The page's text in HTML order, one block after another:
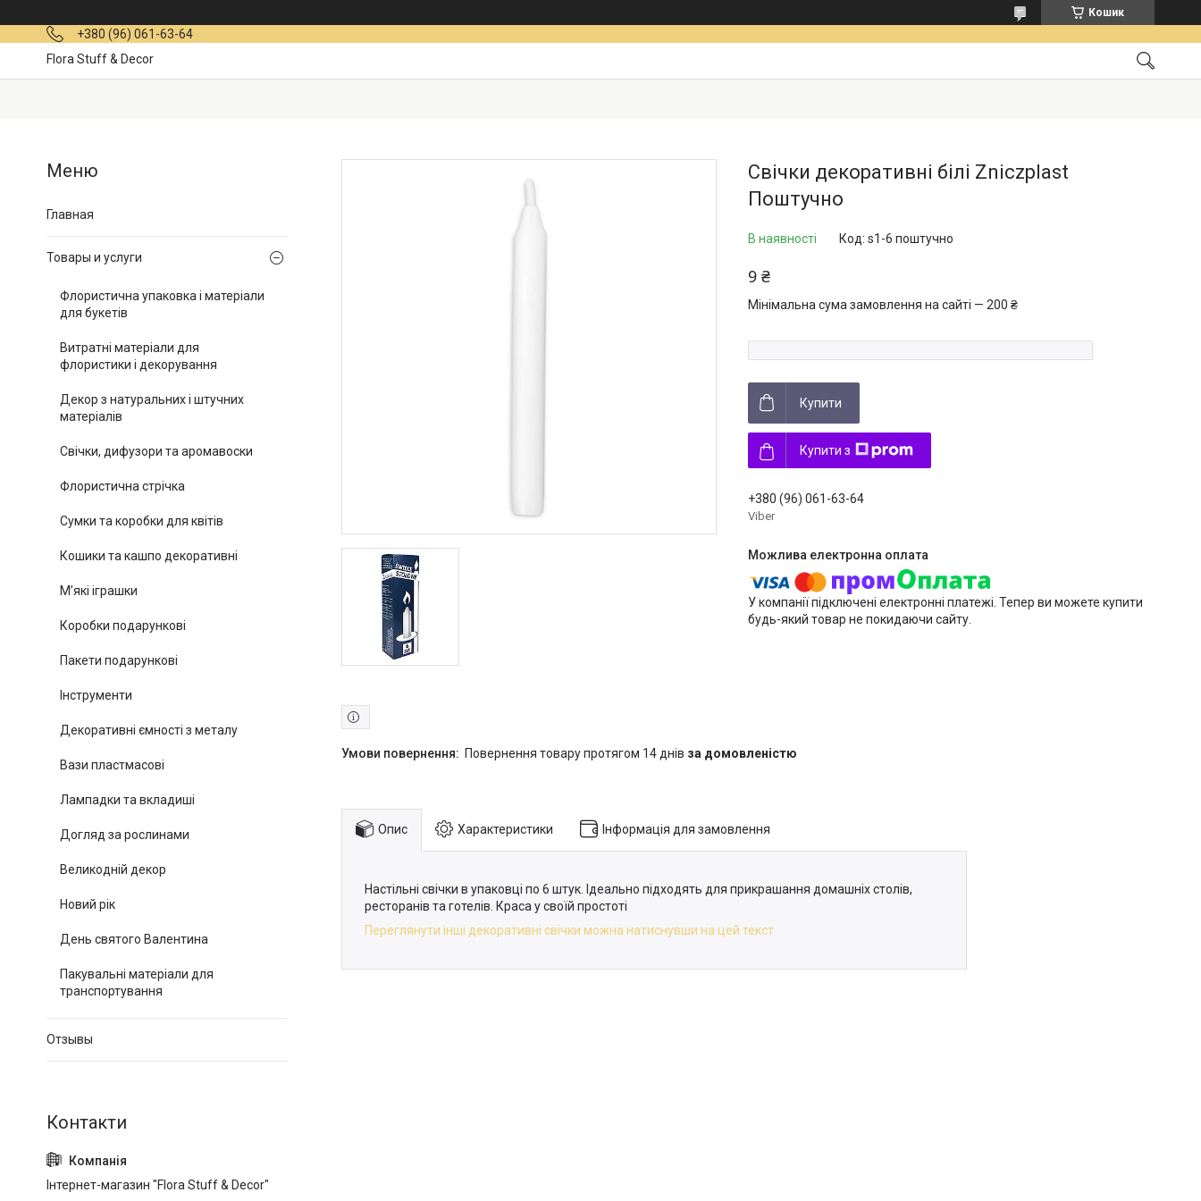
Кошик
+380 (96) 061-63-64
Flora Stuff & Decor
Свічки декоративні білі Zniczplast
Поштучно
В наявності Код: s1-6 поштучно
9 ₴
Мінімальна сума замовлення на сайті — 200 ₴
Купити
Купити з
+380 (96) 061-63-64
Viber
У компанії підключені електронні платежі. Тепер ви можете купити
будь-який товар не покидаючи сайту.
повернення товару протягом 14 днів за домовленістю
Опис Характеристики Інформація для замовлення
Настільні свічки в упаковці по 6 штук. Ідеально підходять для прикрашання домашніх столів,
ресторанів та готелів. Краса у своїй простоті
Переглянути інші декоративні свічки можна натиснувши на цей текст
Главная
Товары и услуги
Флористична упаковка і матеріали
для букетів
Витратні матеріали для
флористики і декорування
Декор з натуральних і штучних
матеріалів
Свічки, дифузори та аромавоски
Флористична стрічка
Сумки та коробки для квітів
Кошики та кашпо декоративні
М’які іграшки
Коробки подарункові
Пакети подарункові
Інструменти
Декоративні ємності з металу
Вази пластмасові
Лампадки та вкладиші
Догляд за рослинами
Великодній декор
Новий рік
День святого Валентина
Пакувальні матеріали для
транспортування
Отзывы
Інтернет-магазин "Flora Stuff & Decor"